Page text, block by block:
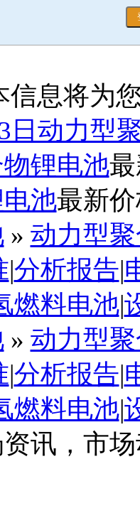
信息将为
日动力型
锂电池
池最新
» 动力型
|分析报告|
燃料电池|
» 动力型
|分析报告|
燃料电池|
讯，市